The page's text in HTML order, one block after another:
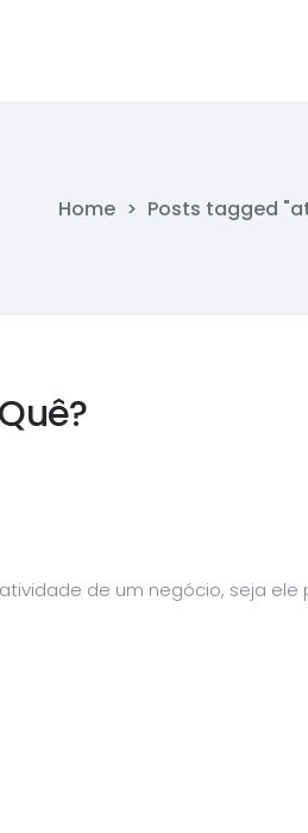
Home > Posts tagged
de um negócio, seja ele